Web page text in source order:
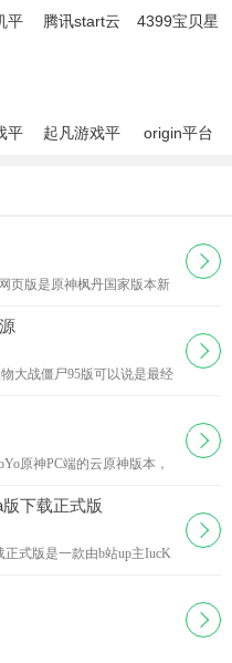
平
腾讯start云
4399宝贝星
平
起凡游戏平
origin平台
页版是原神枫丹国家版本新
可游玩的有点，真正
下载
大战僵尸95版可以说是最经
对PC要求不高，基本
下载
原神PC端的云原神版本，
对玩家们的网络环境配
下载
下载正式版
式版是一款由b站up主IucK
色，探索世界，组建自己
下载
下载